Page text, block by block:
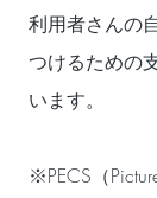
利用者さんの
つけるための
います。
※PECS（